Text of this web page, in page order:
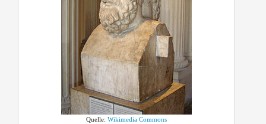
Quelle:Wikimedia Commons